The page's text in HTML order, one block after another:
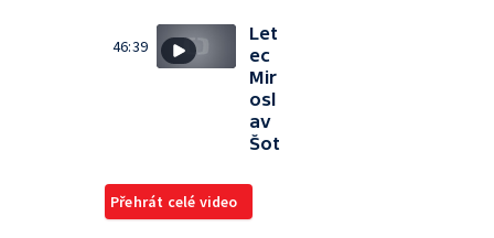
46:39
Let
ec
Mir
osl
av
Šot
Přehrát celé video